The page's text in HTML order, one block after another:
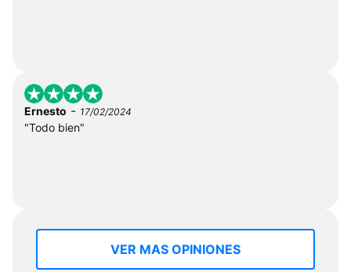
Ernesto - 17/02/2024
"Todo bien"
VER MAS OPINIONES